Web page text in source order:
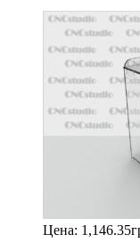
Цена: 1,146.35